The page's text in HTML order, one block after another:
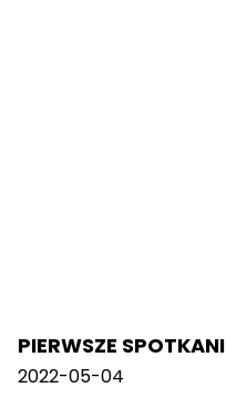
PIERWSZE
2022-05-04